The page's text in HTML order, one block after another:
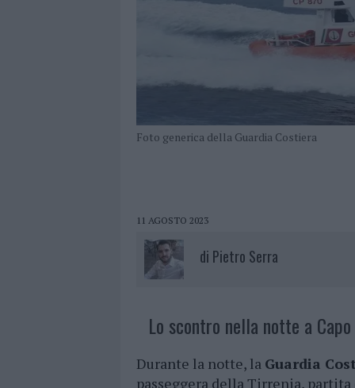
Foto generica della Guardia Costiera
11 AGOSTO 2023
di Pietro Serra
Lo scontro nella notte a
Durante la notte, la Guardia
passeggera della Tirrenia,